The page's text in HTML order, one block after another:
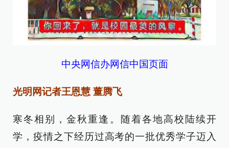
中央网信办网信中国页面
光明网记者王恩慧 董腾飞
寒冬相别，金秋重逢。随着各地高校陆续开
学，疫情之下经历过高考的一批优秀学子迈入